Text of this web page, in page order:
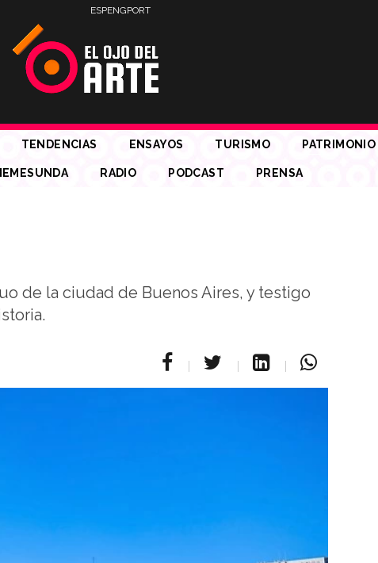
ESPENGPORT
TENDENCIAS ENSAYOS TURISMO PATRIMONIO
RADIO PODCAST PRENSA
de la ciudad de Buenos Aires, y testigo